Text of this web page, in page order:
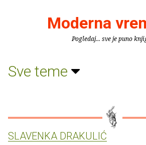
Moderna
Pogledaj... sve je puno
Sve teme
SLAVENKA DRAKULIĆ